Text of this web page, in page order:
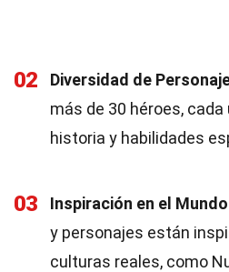
02 Diversidad de
más de 30 héroes,
historia y habilidades
03 Inspiración en el Mundo
y personajes están
culturas reales, como